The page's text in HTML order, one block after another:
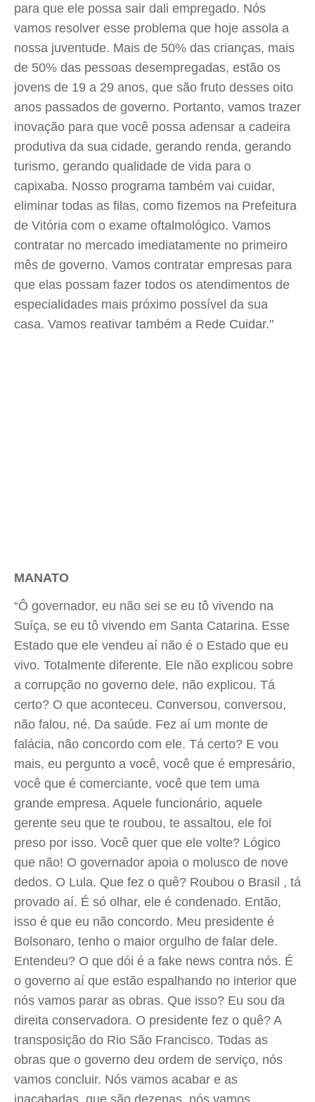
para que ele possa sair dali empregado. Nós
vamos resolver esse problema que hoje assola a
nossa juventude. Mais de 50% das crianças, mais
de 50% das pessoas desempregadas, estão os
jovens de 19 a 29 anos, que são fruto desses oito
anos passados de governo. Portanto, vamos trazer
inovação para que você possa adensar a cadeira
produtiva da sua cidade, gerando renda, gerando
turismo, gerando qualidade de vida para o
capixaba. Nosso programa também vai cuidar,
eliminar todas as filas, como fizemos na Prefeitura
de Vitória com o exame oftalmológico. Vamos
contratar no mercado imediatamente no primeiro
mês de governo. Vamos contratar empresas para
que elas possam fazer todos os atendimentos de
especialidades mais próximo possível da sua
casa. Vamos reativar também a Rede Cuidar."
MANATO
“Ô governador, eu não sei se eu tô vivendo na
Suíça, se eu tô vivendo em Santa Catarina. Esse
Estado que ele vendeu aí não é o Estado que eu
vivo. Totalmente diferente. Ele não explicou sobre
a corrupção no governo dele, não explicou. Tá
certo? O que aconteceu. Conversou, conversou,
não falou, né. Da saúde. Fez aí um monte de
falácia, não concordo com ele. Tá certo? E vou
mais, eu pergunto a você, você que é empresário,
você que é comerciante, você que tem uma
grande empresa. Aquele funcionário, aquele
gerente seu que te roubou, te assaltou, ele foi
preso por isso. Você quer que ele volte? Lógico
que não! O governador apoia o molusco de nove
dedos. O Lula. Que fez o quê? Roubou o Brasil , tá
provado aí. É só olhar, ele é condenado. Então,
isso é que eu não concordo. Meu presidente é
Bolsonaro, tenho o maior orgulho de falar dele.
Entendeu? O que dói é a fake news contra nós. É
o governo aí que estão espalhando no interior que
nós vamos parar as obras. Que isso? Eu sou da
direita conservadora. O presidente fez o quê? A
transposição do Rio São Francisco. Todas as
obras que o governo deu ordem de serviço, nós
vamos concluir. Nós vamos acabar e as
inacabadas, que são dezenas, nós vamos